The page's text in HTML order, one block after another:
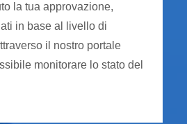
la tua approvazione,
in base al livello di
il nostro portale
monitorare lo stato del